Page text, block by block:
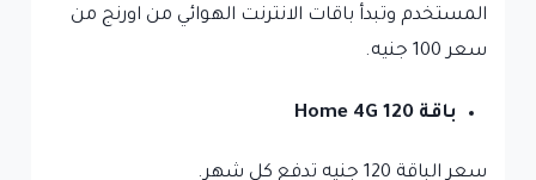
المستخدم وتبدأ باقات الانترنت الهوائي من اورنج من
سعر 100 جنيه.
باقة Home 4G 120
سعر الباقة 120 جنيه تدفع كل شهر.